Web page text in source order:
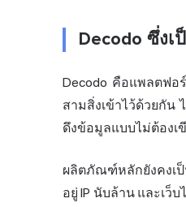
Decodo ซึ่งเ
Decodo คือแพลตฟอ
สามสิ่งเข้าไว้ด้วยกัน
ดึงข้อมูลแบบไม่ต้องเ
ผลิตภัณฑ์หลักยังคงเ
อยู่ IP นับล้าน และเว็